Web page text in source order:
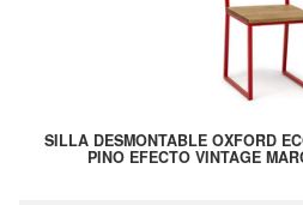
SILLA DESMONTABLE OXFORD
PINO EFECTO VINTAGE